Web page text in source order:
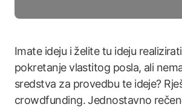
Imate ideju i želite tu ideju
pokretanje vlastitog posla, ali
sredstva za provedbu te ideje?
crowdfunding. Jednostavno